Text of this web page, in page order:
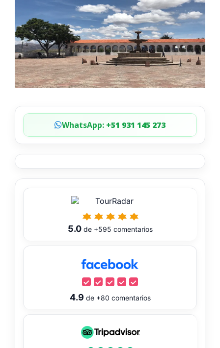
WhatsApp: +51 931 145 273
5.0 de +595 comentarios
4.9 de +80 comentarios